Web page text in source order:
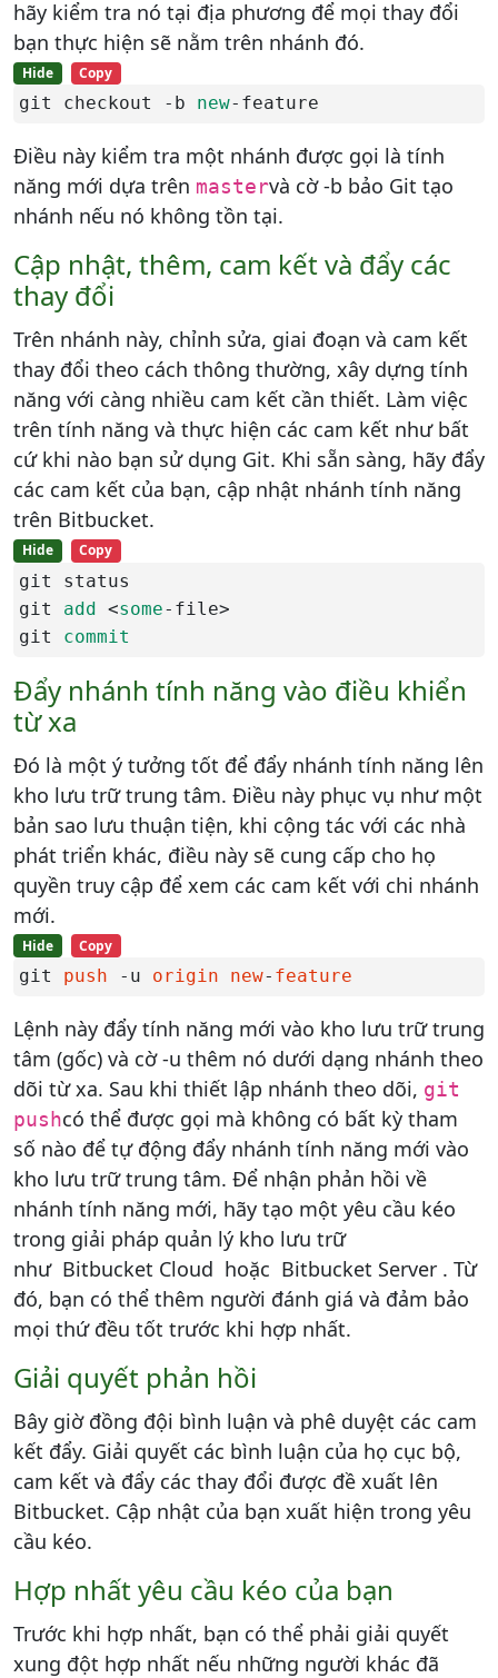
hãy kiểm tra nó tại địa phương để mọi thay đổi
bạn thực hiện sẽ nằm trên nhánh đó.
Hide Copy
git checkout -b new-feature
Điều này kiểm tra một nhánh được gọi là tính
năng mới dựa trên mastervà cờ -b bảo Git tạo
nhánh nếu nó không tồn tại.
Cập nhật, thêm, cam kết và đẩy các
thay đổi
Trên nhánh này, chỉnh sửa, giai đoạn và cam kết
thay đổi theo cách thông thường, xây dựng tính
năng với càng nhiều cam kết cần thiết. Làm việc
trên tính năng và thực hiện các cam kết như bất
cứ khi nào bạn sử dụng Git. Khi sẵn sàng, hãy đẩy
các cam kết của bạn, cập nhật nhánh tính năng
trên Bitbucket.
Hide Copy
git status
git add <some-file>
git commit
Đẩy nhánh tính năng vào điều khiển
từ xa
Đó là một ý tưởng tốt để đẩy nhánh tính năng lên
kho lưu trữ trung tâm. Điều này phục vụ như một
bản sao lưu thuận tiện, khi cộng tác với các nhà
phát triển khác, điều này sẽ cung cấp cho họ
quyền truy cập để xem các cam kết với chi nhánh
mới.
Hide Copy
git push -u origin new- feature
Lệnh này đẩy tính năng mới vào kho lưu trữ trung
tâm (gốc) và cờ -u thêm nó dưới dạng nhánh theo
dõi từ xa. Sau khi thiết lập nhánh theo dõi, git
pushcó thể được gọi mà không có bất kỳ tham
số nào để tự động đẩy nhánh tính năng mới vào
kho lưu trữ trung tâm. Để nhận phản hồi về
nhánh tính năng mới, hãy tạo một yêu cầu kéo
trong giải pháp quản lý kho lưu trữ
như Bitbucket Cloud hoặc Bitbucket Server . Từ
đó, bạn có thể thêm người đánh giá và đảm bảo
mọi thứ đều tốt trước khi hợp nhất.
Giải quyết phản hồi
Bây giờ đồng đội bình luận và phê duyệt các cam
kết đẩy. Giải quyết các bình luận của họ cục bộ,
cam kết và đẩy các thay đổi được đề xuất lên
Bitbucket. Cập nhật của bạn xuất hiện trong yêu
cầu kéo.
Hợp nhất yêu cầu kéo của bạn
Trước khi hợp nhất, bạn có thể phải giải quyết
xung đột hợp nhất nếu những người khác đã